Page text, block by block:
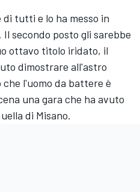
tutti e lo ha messo in
secondo posto gli sarebbe
ottavo titolo iridato, il
dimostrare all'astro
l'uomo da battere è
una gara che ha avuto
di Misano.